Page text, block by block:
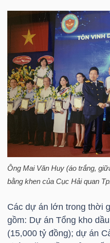
Ông Mai Văn Huy (áo trắng,
bằng khen của Cục Hải quan
Các dự án lớn trong thời
gồm: Dự án Tổng kho
(15,000 tỷ đồng); dự án
ÍCH
BẤT
ĐỘNG
SẢN
khoán
(-)
đạo